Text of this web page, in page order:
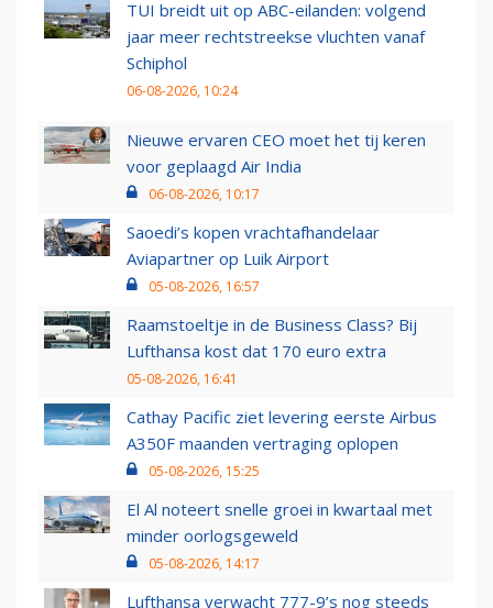
TUI breidt uit op ABC-eilanden: volgend
jaar meer rechtstreekse vluchten vanaf
Schiphol
06-08-2026, 10:24
Nieuwe ervaren CEO moet het tij keren
voor geplaagd Air India
06-08-2026, 10:17
Saoedi’s kopen vrachtafhandelaar
Aviapartner op Luik Airport
05-08-2026, 16:57
Raamstoeltje in de Business Class? Bij
Lufthansa kost dat 170 euro extra
05-08-2026, 16:41
Cathay Pacific ziet levering eerste Airbus
A350F maanden vertraging oplopen
05-08-2026, 15:25
El Al noteert snelle groei in kwartaal met
minder oorlogsgeweld
05-08-2026, 14:17
Lufthansa verwacht 777-9’s nog steeds